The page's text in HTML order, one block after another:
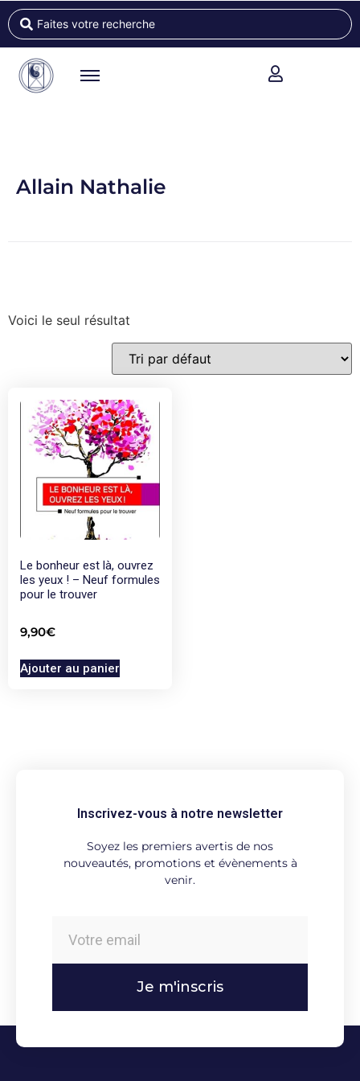
Allain Nathalie
Voici le seul résultat
Le bonheur est là, ouvrez
les yeux ! – Neuf formules
pour le trouver
9,90€
Ajouter au panier
Inscrivez-vous à notre newsletter
Soyez les premiers avertis de nos
nouveautés, promotions et évènements à
venir.
Je m'inscris